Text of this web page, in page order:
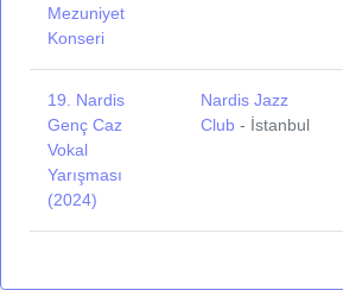
Mezuniyet
Konseri
19. Nardis
Genç Caz
Vokal
Yarışması
(2024)
Nardis Jazz
Club - İstanbul